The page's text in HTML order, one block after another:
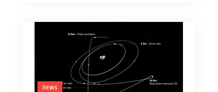
Μια
εμπειρία
ζωής
για
τον
news